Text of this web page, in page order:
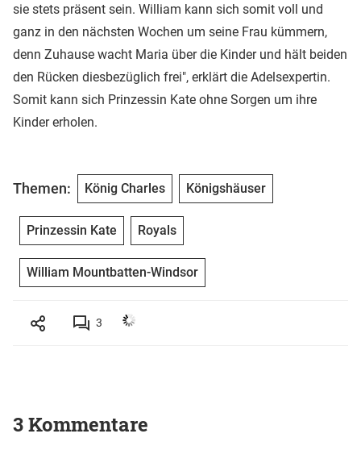
sie stets präsent sein. William kann sich somit voll und
ganz in den nächsten Wochen um seine Frau kümmern,
denn Zuhause wacht Maria über die Kinder und hält beiden
den Rücken diesbezüglich frei", erklärt die Adelsexpertin.
Somit kann sich Prinzessin Kate ohne Sorgen um ihre
Kinder erholen.
Themen: König Charles Königshäuser
Prinzessin Kate Royals
William Mountbatten-Windsor
3
3 Kommentare